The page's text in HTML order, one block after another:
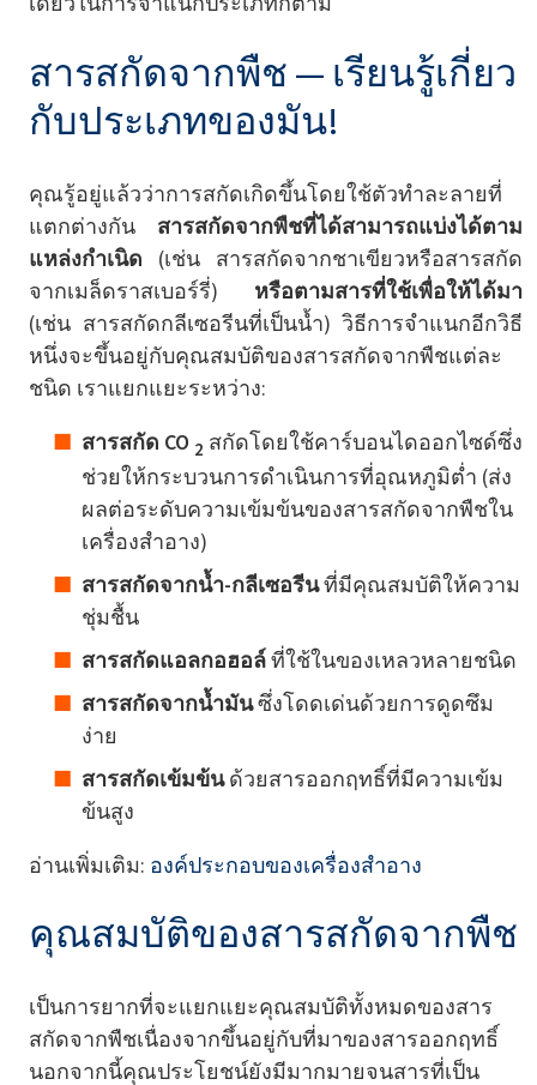
สารสกัดจากพืช — เรียนรู้เกี่ยว
กับประเภทของมัน!
คุณรู้อยู่แล้วว่าการสกัดเกิดขึ้นโดยใช้ตัวทำละลายที่
แตกต่างกัน สารสกัดจากพืชที่ได้สามารถแบ่งได้ตาม
แหล่งกำเนิด (เช่น สารสกัดจากชาเขียวหรือสารสกัด
จากเมล็ดราสเบอร์รี่) หรือตามสารที่ใช้เพื่อให้ได้มา
(เช่น สารสกัดกลีเซอรีนที่เป็นน้ำ) วิธีการจำแนกอีกวิธี
หนึ่งจะขึ้นอยู่กับคุณสมบัติของสารสกัดจากพืชแต่ละ
ชนิด เราแยกแยะระหว่าง:
สารสกัด CO 2 สกัดโดยใช้คาร์บอนไดออกไซด์ซึ่ง
ช่วยให้กระบวนการดำเนินการที่อุณหภูมิต่ำ (ส่ง
ผลต่อระดับความเข้มข้นของสารสกัดจากพืชใน
เครื่องสำอาง)
สารสกัดจากน้ำ-กลีเซอรีนที่มีคุณสมบัติให้ความ
ชุ่มชื้น
สารสกัดแอลกอฮอล์ที่ใช้ในของเหลวหลายชนิด
สารสกัดจากน้ำมันซึ่งโดดเด่นด้วยการดูดซึม
ง่าย
สารสกัดเข้มข้นด้วยสารออกฤทธิ์ที่มีความเข้ม
ข้นสูง
อ่านเพิ่มเติม: องค์ประกอบของเครื่องสำอาง
คุณสมบัติของสารสกัดจากพืช
เป็นการยากที่จะแยกแยะคุณสมบัติทั้งหมดของสาร
สกัดจากพืชเนื่องจากขึ้นอยู่กับที่มาของสารออกฤทธิ์
นอกจากนี้คุณประโยชน์ยังมีมากมายจนสารที่เป็น